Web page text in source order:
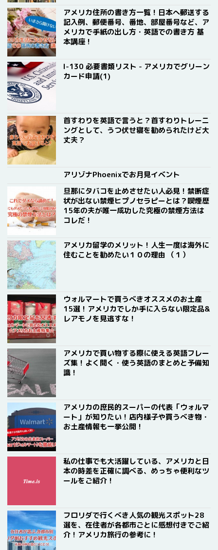
アメリカ住所の書き方一覧！日本へ郵送する
記入例、郵便番号、番地、部屋番号など、ア
メリカで手紙の出し方・英語での書き方 基
本講座！
I-130 必要書類リスト - アメリカでグリーン
カード申請(1)
首すわりを英語で言うと？首すわりトレーニ
ングとして、うつ伏せ寝を勧められたけど大
丈夫？
アリゾナPhoenixでお月見イベント
旦那にタバコを止めさせたい人必見！禁断症
状が出ない禁煙ヒプノセラピーとは？喫煙歴
15年の夫が唯一成功した究極の禁煙方法は
コレだ！
アメリカ留学のメリット！人生一度は海外に
住むことを勧めたい１０の理由 （１）
ウォルマートで買うべきオススメのお土産
15選！アメリカでしか手に入らない限定品&
レアモノを見逃すな！
アメリカで買い物する際に使える英語フレー
ズ集！よく聞く・使う英語のまとめと予備知
識！
アメリカの庶民的スーパーの代表「ウォルマ
ート」が知りたい！店内様子や買うべき物・
お土産情報も一挙公開！
私の仕事でも大活躍している、アメリカと日
本の時差を正確に調べる、めっちゃ便利なツ
ールをご紹介！
フロリダで行くべき人気の観光スポット28
選を、在住者が各都市ごとに感想付きでご紹
介！アメリカ旅行の参考に！